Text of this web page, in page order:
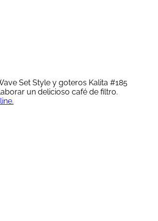
Set Style y goteros Kalita #185
un delicioso café de filtro.